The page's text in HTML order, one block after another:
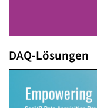
DAQ-Lösungen